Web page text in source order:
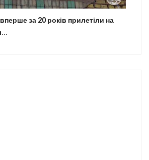
за 20 років прилетіли на